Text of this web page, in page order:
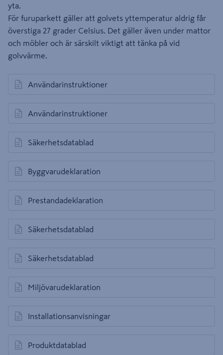
yta.
För furuparkett gäller att golvets yttemperatur aldrig får
överstiga 27 grader Celsius. Det gäller även under mattor
och möbler och är särskilt viktigt att tänka på vid
golvvärme.
Användarinstruktioner
öppnas i en ny flik
Användarinstruktioner
öppnas i en ny flik
Säkerhetsdatablad
öppnas i en ny flik
Byggvarudeklaration
öppnas i en ny flik
Prestandadeklaration
öppnas i en ny flik
Säkerhetsdatablad
öppnas i en ny flik
Säkerhetsdatablad
öppnas i en ny flik
Miljövarudeklaration
öppnas i en ny flik
Installationsanvisningar
öppnas i en ny flik
Produktdatablad
öppnas i en ny flik